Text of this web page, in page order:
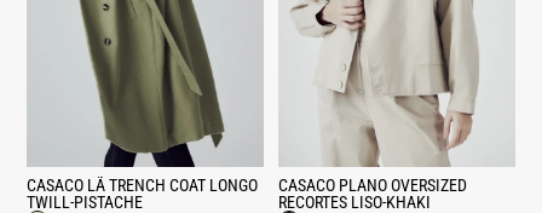
CASACO LÃ TRENCH COAT LONGO
TWILL-PISTACHE
CASACO PLANO OVERSIZED
RECORTES LISO-KHAKI